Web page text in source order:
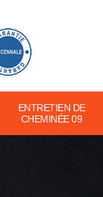
ENTRETIEN DE
CHEMINÉE 09